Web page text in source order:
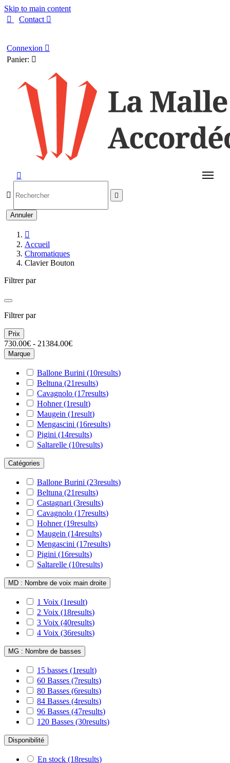
Skip to main content

Contact 
Connexion 
Panier: 

 
Annuler

Accueil
Chromatiques
Clavier Bouton
Filtrer par
Filtrer par
Prix
730.00€ - 21384.00€
Marque
Ballone Burini (10results)
Beltuna (21results)
Cavagnolo (17results)
Hohner(1result)
Maugein (1result)
Mengascini (16results)
Pigini (14results)
Saltarelle (10results)
Catégories
Ballone Burini (23results)
Beltuna (21results)
Castagnari (3results)
Cavagnolo (17results)
Hohner(19results)
Maugein (14results)
Mengascini (17results)
Pigini (16results)
Saltarelle (10results)
MD : Nombre de voix main droite
1 Voix (1result)
2 Voix (18results)
3 Voix (40results)
4 Voix (36results)
MG : Nombre de basses
15 basses (1result)
60 Basses (7results)
80 Basses (6results)
84 Basses (4results)
96 Basses (47results)
120 Basses (30results)
Disponibilité
En stock (18results)